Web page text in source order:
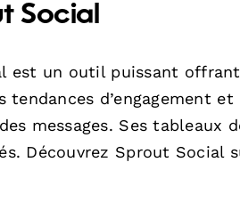
Social
est un outil puissant
tendances d’engagement
messages. Ses
Découvrez Sprout Social